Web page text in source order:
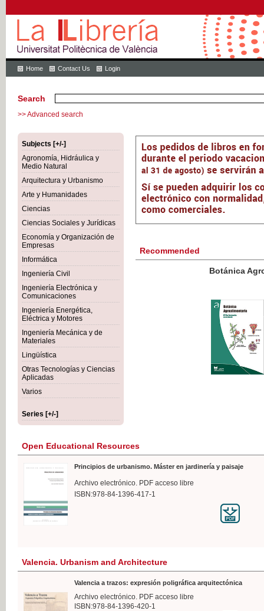
Home Contact Us Login
Search
>> Advanced search
Subjects [+/-]
Agronomía, Hidráulica y
Medio Natural
Arquitectura y Urbanismo
Arte y Humanidades
Ciencias
Ciencias Sociales y Jurídicas
Economía y Organización de
Empresas
Informática
Ingeniería Civil
Ingeniería Electrónica y
Comunicaciones
Ingeniería Energética,
Eléctrica y Motores
Ingeniería Mecánica y de
Materiales
Lingüística
Otras Tecnologías y Ciencias
Aplicadas
Varios
Series [+/-]
Recommended
Botánica Agroalimentaria
VAT
Open Educational Resources
Principios de urbanismo. Máster en jardinería y paisaje
Archivo electrónico. PDF acceso libre
ISBN:978-84-1396-417-1
Valencia. Urbanism and Architecture
Valencia a trazos: expresión poligráfica arquitectónica
Archivo electrónico. PDF acceso libre
ISBN:978-84-1396-420-1